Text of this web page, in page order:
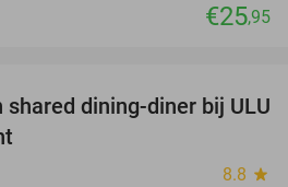
€25,95
34%
dining-diner bij ULU
8.8 star